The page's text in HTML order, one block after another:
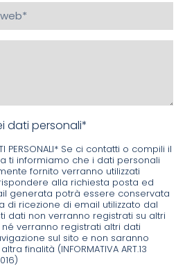
dati personali*
PERSONALI* Se ci contatti o compili il
ti informiamo che i dati personali
fornito verranno utilizzati
alla richiesta posta ed
generata potrà essere conservata
di ricezione di email utilizzato dal
dati non verranno registrati su altri
verranno registrati altri dati
sul sito e non saranno
finalità (INFORMATIVA ART.13